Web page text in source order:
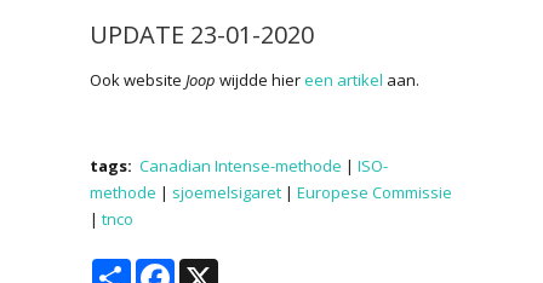
UPDATE 23-01-2020
Ook website Joop wijdde hiereen artikel aan.
tags: Canadian Intense-methode | ISO-
methode | sjoemelsigaret | Europese Commissie
| tnco
Share Facebook